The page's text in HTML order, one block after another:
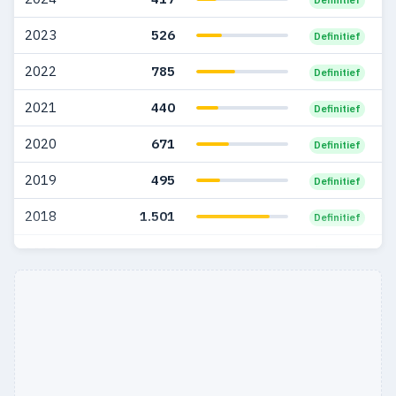
2006 5.060 204
2005 4.435 170
2004 5.423 158
2003 698 60
2002 179 13
2001 148 12
1999 83 9
2023 526 Definitief
2022 785 Definitief
2021 440 Definitief
2020 671 Definitief
2019 495 Definitief
2018 1.501 Definitief
2017 1.869